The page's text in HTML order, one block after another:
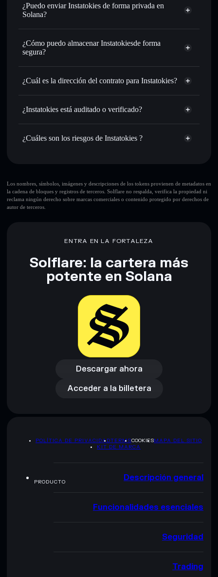
Intercambiar al instante : operar con TOKIE para SOL,
USDC o miles de otros tokens de Solana con enrutamiento
tu precio objetivo para TOKIE
Utilizar DCA
lo largo del tiempo
Enviar de forma privada
: transferir TOKIE sin vincular
públicamente las carteras usando el agregador de privacidad
integrado de Solflare
Hacer un seguimiento en tiempo real: monitorizar el
TOKIE
Holdear de forma segura : almacenar TOKIE en una
¿Puedo enviar Instatokies de forma privada en
Solana?
agregador de privacidad
Instatokies
¿Cómo puedo almacenar Instatokiesde forma
segura?
Instatokies
agregador de privacidad
¿Cuál es la dirección del contrato para Instatokies?
Instatokies
¿Instatokies está auditado o verificado?
Instatokies no está verificado actualmente
¿Cuáles son los riesgos de Instatokies ?
Instatokies modificables
financiero. Investiga siempre por tu cuenta. Datos
Los nombres, símbolos, imágenes y descripciones de los tokens provienen de metadatos en
la cadena de bloques y registros de terceros. Solflare no respalda, verifica la propiedad ni
reclama ningún derecho sobre marcas comerciales o contenido protegido por derechos de
autor de terceros.
ENTRA EN LA FORTALEZA
Solflare: la cartera más
potente en Solana
Descargar ahora
Descargar ahora
Acceder a la billetera
Acceder a la billetera
POLÍTICA DE PRIVACIDADTERMSCOOKIESMAPA DEL SITIO
KIT DE MARCA
PRODUCTO Descripción general
Funcionalidades esenciales
Seguridad
Trading